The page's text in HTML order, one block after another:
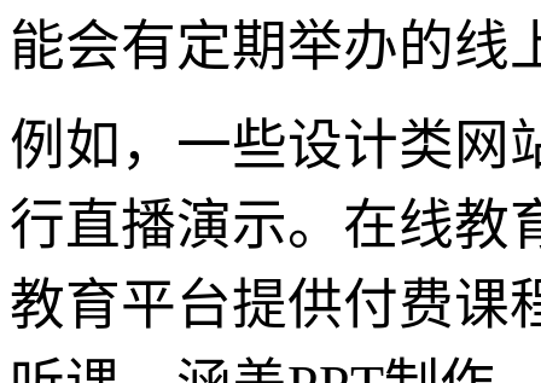
能会有定期举办的线
例如，一些设计类网
行直播演示。在线教
教育平台提供付费课